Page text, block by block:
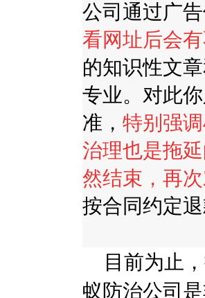
公司通过广
看网址后会
的知识性文
专业。对此
准， 特别强调
治理也是拖
然结束，再
按合同约定退
目前为止
蚁防治公司